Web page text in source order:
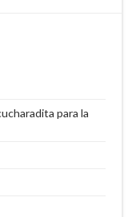
para la